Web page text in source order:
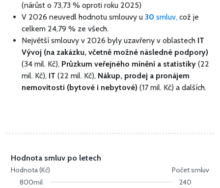
(nárůst o 73,73 % oproti roku 2025)
V 2026 neuvedl hodnotu smlouvy u 30 smluv, což je
celkem 24,79 % ze všech.
Největší smlouvy v 2026 byly uzavřeny v oblastech IT
Vývoj (na zakázku, včetně možné následné podpory)
(34 mil. Kč), Průzkum veřejného mínění a statistiky (22
mil. Kč), IT (22 mil. Kč), Nákup, prodej a pronájem
nemovitosti (bytové i nebytové) (17 mil. Kč) a dalších.
Hodnota (Kč) Počet smluv
Hodnota smluv po letech
800mil 240